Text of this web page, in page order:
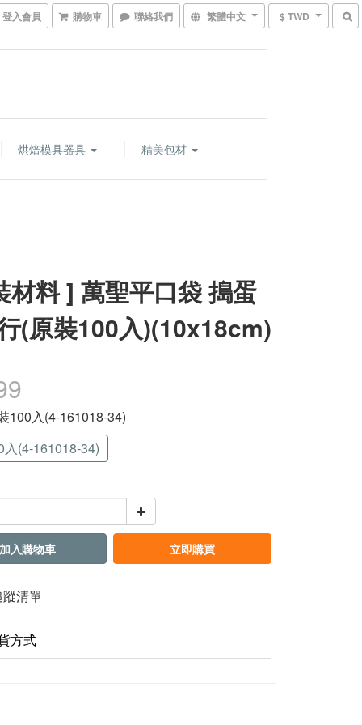
登入會員 購物車 聯絡我們 繁體中文 $ TWD
烘焙模具器具 精美包材
材料 ] 萬聖平口袋 搗蛋
(原裝100入)(10x18cm)
100入(4-161018-34)
入(4-161018-34)
加入購物車 立即購買
清單
方式